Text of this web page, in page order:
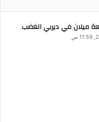
ميلان في ديربي الغضب